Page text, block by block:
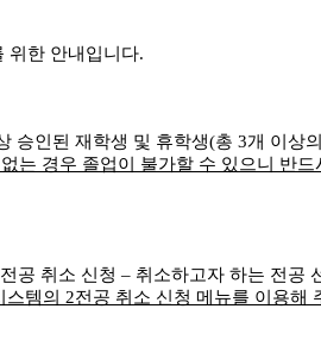
위한 안내입니다.
승인된 재학생 및 휴학생(총 3개 이상
는 경우 졸업이 불가할 수 있으니 반드
전공 취소 신청 – 취소하고자 하는 전공
템의 2전공 취소 신청 메뉴를 이용해